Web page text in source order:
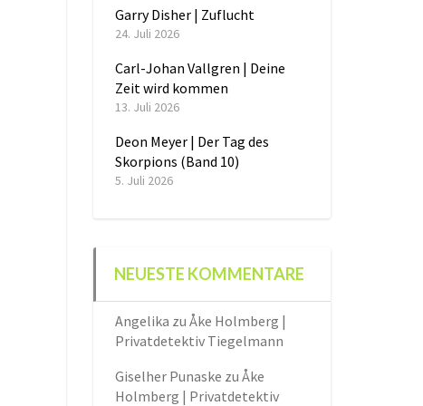
Garry Disher | Zuflucht
24. Juli 2026
Carl-Johan Vallgren | Deine
Zeit wird kommen
13. Juli 2026
Deon Meyer | Der Tag des
Skorpions (Band 10)
5. Juli 2026
NEUESTE KOMMENTARE
Angelika zu Åke Holmberg |
Privatdetektiv Tiegelmann
Giselher Punaske zu Åke
Holmberg | Privatdetektiv